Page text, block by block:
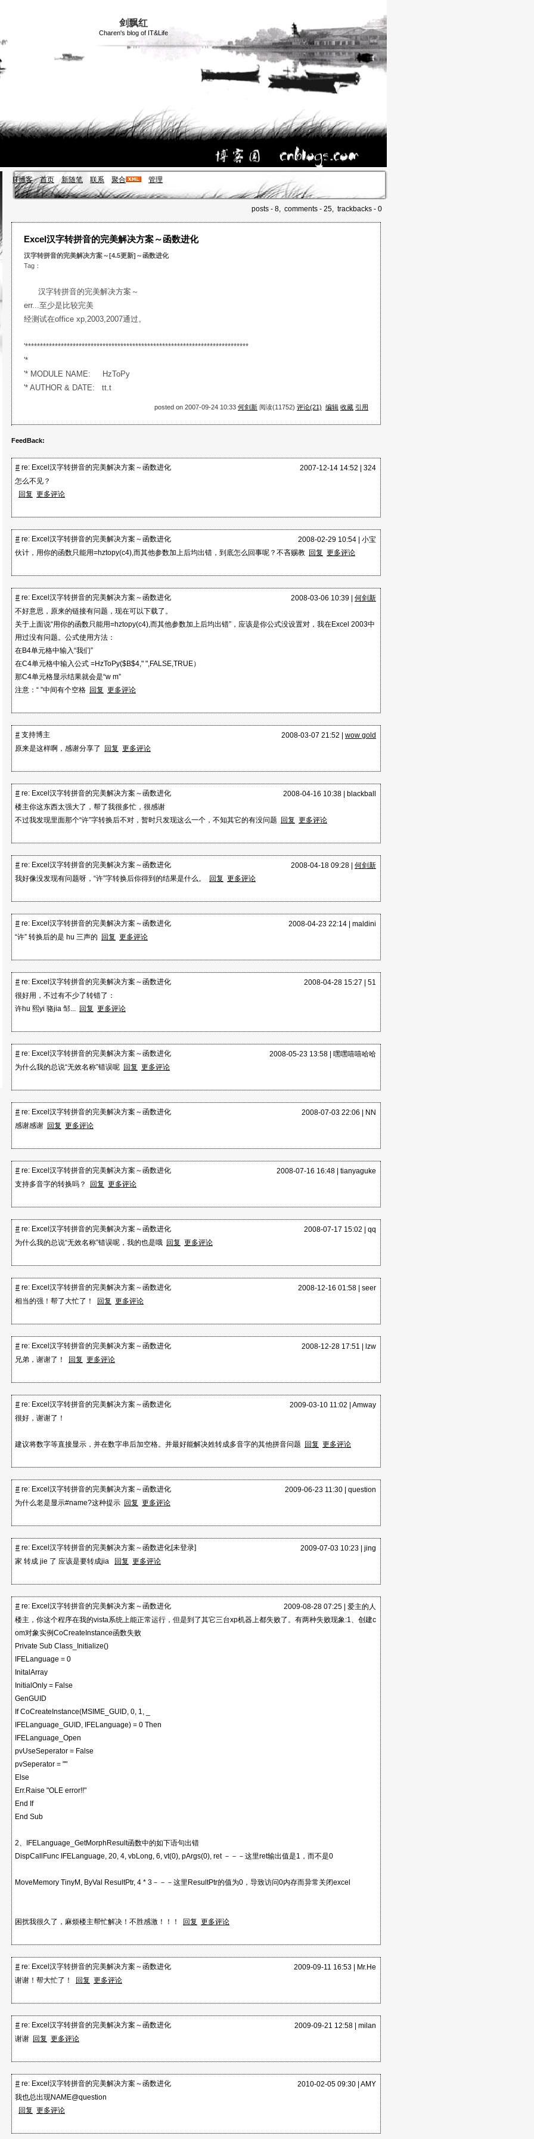
剑飘红
Charen's blog of IT&Life
IT博客 首页 新随笔 联系 聚合 管理
posts - 8, comments - 25, trackbacks - 0
Excel汉字转拼音的完美解决方案～函数进化
汉字转拼音的完美解决方案～[4.5更新]～函数进化
Tag：
汉字转拼音的完美解决方案～
err...至少是比较完美
经测试在office xp,2003,2007通过。
'***************************************************************************
'*
'* MODULE NAME: HzToPy
'* AUTHOR & DATE: tt.t
'* e.g. Msgbox HzToPy("奥斯") will display ao4si1 with mspy2.0
'*
'*
'* DESCRIPTION: 将中文字符串转换为拼音，就这些～
'* 有汉字得到拼音其实并不是我很关心的一个问题，只是发现已经公开
'* 不过好在有Google和Olldbg，难题也仅仅是如何找到绕过限制的途径，
'* 终于在5个小时内搞定了一切～
'* 其实VBA也是很强大的～
'*
'* Theory： 废话了好多还是说说原理吧，虽然不是每个人都很关心～
'* WORD的拼音向导能够将汉字转成拼音全是倚仗微软拼音的帮助，
'* 微软拼音2.0以上版本都提供了汉字到拼音的转换功能。
'* 微软拼音MSIME.China类中的IFELanguage接口具体实现了转换功能
'* 不过MSIME.China中没有提供IDispatch接口，VBA的CreateObject不支持
'* 调用这样的类，因此我们只好手工调用。CoCreateInstance可以创建类
'* 声明接口结构，但VBA并不支持。万般无奈下只好在OLE相关DLL中寻找，期待能
'* 找到代理函数简介调用接口的Method。呵呵～功夫不负苦心人终于在OLEAUT32中
'* 清楚了，剩下的问题就是如何取得转换后的结果。IFELanguage.GetMorphResult会
将
'* 转换的结果存在一个叫做tagMORRSLT的结构中，并返回指向tagMORRSLT的指
针。
来
'* 就这么烦呢～幸好VBA读取内存的限制也好突破，只需调用ntdll的RtlMoveMemor
y。
'* 好了～一切限制都已解除，HzToPy终于正常工作了～～
'* 下面就让代码来说话吧。
'*
关键字：汉字 注音 拼音 IFELanguage vba DispCallfunc OLE
在废话一下，用windows ime api也可以实现汉字到拼音，但是在WINPY.ime中有个bug，
这个bug存在了如此长的时间，估计是MS有意为之，鄙视一下。
似乎大家更喜欢直接使用函数而不是DIY，那就提供一个完整的函数供大家使用
了
〔详细说明请看文件〕
函数原型如下：
HzToPy(Hz As String, Optional Sep As String = "", Optional ShowNotation As B
oolean = True,
参数名 参数类型 说明
第3个参数 ShowNotation 布尔型，可选 设定是否显示注音符号，默认显示
第4个参数 ShowInitialOnly 布尔型，可选 设定是否仅显示拼音首字，默认显示
第5个参数 ShowOnlyOneChar 布尔型，可选 设定是否仅显示拼音首字母("z
h"显示为"z")，默认只显示首字母
应用举例
1 显示用空格分开的拼音
公式： =HzToPy($b$19," ")
2 显示用空格分开的拼音，同时不显示注音符号
3 显示用空格分开的拼音，不显示注音符号,同时仅显示拼音的首字,并大写
公式： =HzToPy($b$19," ",false，true，false)
公式： =HzToPy($b$19," ",false，true)
结果： H Z Z P Y J L
第一次更新：
2007.04.03更新了一下，真对大家提出的要求加入了拼音间加入分隔符和去掉注
音的功能，并改成了类，以方便使用。
请参照“模块1”中的例子，用起来很简单：）
更正了在Function IFELanguage_GetMorphResult中的一个错误，redim时vba
数组默认起始
数组默认起始搞错了
这里是第一次更新的文件：
点击浏览该文件
posted on 2007-09-24 10:33 何剑新 阅读(11752) 评论(21) 编辑 收藏 引用
FeedBack:
# re: Excel汉字转拼音的完美解决方案～函数进化 2007-12-14 14:52 | 324
怎么不见？
回复 更多评论
# re: Excel汉字转拼音的完美解决方案～函数进化 2008-02-29 10:54 | 小宝
伙计，用你的函数只能用=hztopy(c4),而其他参数加上后均出错，到底怎么回事呢？不吝赐教 回复 更多评论
# re: Excel汉字转拼音的完美解决方案～函数进化 2008-03-06 10:39 | 何剑新
不好意思，原来的链接有问题，现在可以下载了。
关于上面说“用你的函数只能用=hztopy(c4),而其他参数加上后均出错”，应该是你公式没设置对，我在Excel 2003中
用过没有问题。公式使用方法：
在B4单元格中输入“我们”
在C4单元格中输入公式 =HzToPy($B$4," ",FALSE,TRUE）
那C4单元格显示结果就会是“w m”
注意：“ ”中间有个空格 回复 更多评论
# 支持博主 2008-03-07 21:52 | wow gold
原来是这样啊，感谢分享了
回复 更多评论
# re: Excel汉字转拼音的完美解决方案～函数进化 2008-04-16 10:38 | blackball
楼主你这东西太强大了，帮了我很多忙，很感谢
不过我发现里面那个“许”字转换后不对，暂时只发现这么一个，不知其它的有没问题
回复 更多评论
# re: Excel汉字转拼音的完美解决方案～函数进化 2008-04-18 09:28 | 何剑新
我好像没发现有问题呀，“许”字转换后你得到的结果是什么。
回复 更多评论
# re: Excel汉字转拼音的完美解决方案～函数进化 2008-04-23 22:14 | maldini
“许” 转换后的是 hu 三声的
回复 更多评论
# re: Excel汉字转拼音的完美解决方案～函数进化 2008-04-28 15:27 | 51
很好用，不过有不少了转错了：
许hu 熙yi 骆jia 邹... 回复 更多评论
# re: Excel汉字转拼音的完美解决方案～函数进化 2008-05-23 13:58 | 嘿嘿嘻嘻哈哈
为什么我的总说“无效名称”错误呢 回复 更多评论
# re: Excel汉字转拼音的完美解决方案～函数进化 2008-07-03 22:06 |
NN
感谢感谢 回复 更多评论
# re: Excel汉字转拼音的完美解决方案～函数进化 2008-07-16 16:48 | tianyaguke
支持多音字的转换吗？
回复 更多评论
# re: Excel汉字转拼音的完美解决方案～函数进化 2008-07-17 15:02 | qq
为什么我的总说“无效名称”错误呢，我的也是哦 回复 更多评论
# re: Excel汉字转拼音的完美解决方案～函数进化 2008-12-16 01:58 | seer
相当的强！帮了大忙了！
回复 更多评论
# re: Excel汉字转拼音的完美解决方案～函数进化 2008-12-28 17:51 |
lzw
兄弟，谢谢了！
回复 更多评论
# re: Excel汉字转拼音的完美解决方案～函数进化 2009-03-10 11:02 | Amway
很好，谢谢了！
建议将数字等直接显示，并在数字串后加空格。并最好能解决姓转成多音字的其他拼音问题 回复 更多评论
# re: Excel汉字转拼音的完美解决方案～函数进化 2009-06-23 11:30 | question
为什么老是显示#name?这种提示 回复 更多评论
# re: Excel汉字转拼音的完美解决方案～函数进化[未登录] 2009-07-03 10:23 | jing
家 转成 jie 了 应该是要转成jia
回复 更多评论
# re: Excel汉字转拼音的完美解决方案～函数进化 2009-08-28 07:25 | 爱主的人
楼主，你这个程序在我的vista系统上能正常运行，但是到了其它三台xp机器上都失败了。有两种失败现象:1、创建c
om对象实例CoCreateInstance函数失败
Private Sub Class_Initialize()
IFELanguage = 0
InitalArray
InitialOnly = False
GenGUID
If CoCreateInstance(MSIME_GUID, 0, 1, _
IFELanguage_GUID, IFELanguage) = 0 Then
IFELanguage_Open
pvUseSeperator = False
pvSeperator = ""
Else
Err.Raise "OLE error!!"
End If
End Sub
2、IFELanguage_GetMorphResult函数中的如下语句出错
DispCallFunc IFELanguage, 20, 4, vbLong, 6, vt(0), pArgs(0), ret －－－这里ret输出值是1，而不是0
MoveMemory TinyM, ByVal ResultPtr, 4 * 3－－－这里ResultPtr的值为0，导致访问0内存而异常关闭excel
困扰我很久了，麻烦楼主帮忙解决！不胜感激！！！ 回复 更多评论
# re: Excel汉字转拼音的完美解决方案～函数进化 2009-09-11 16:53 |
Mr.He
谢谢！帮大忙了！
回复 更多评论
# re: Excel汉字转拼音的完美解决方案～函数进化 2009-09-21 12:58 | milan
谢谢 回复 更多评论
# re: Excel汉字转拼音的完美解决方案～函数进化 2010-02-05 09:30 | AMY
我也总出现NAME@question
回复 更多评论